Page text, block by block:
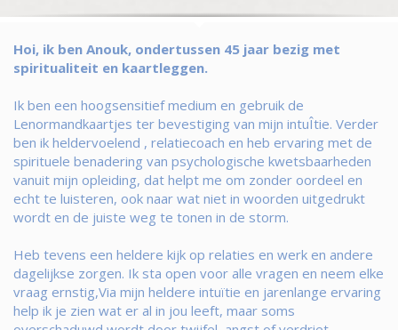
Hoi, ik ben Anouk, ondertussen 45 jaar bezig met
spiritualiteit en kaartleggen.
Ik ben een hoogsensitief medium en gebruik de
Lenormandkaartjes ter bevestiging van mijn intuÎtie. Verder
ben ik heldervoelend , relatiecoach en heb ervaring met de
spirituele benadering van psychologische kwetsbaarheden
vanuit mijn opleiding, dat helpt me om zonder oordeel en
echt te luisteren, ook naar wat niet in woorden uitgedrukt
wordt en de juiste weg te tonen in de storm.
Heb tevens een heldere kijk op relaties en werk en andere
dagelijkse zorgen. Ik sta open voor alle vragen en neem elke
vraag ernstig,Via mijn heldere intuïtie en jarenlange ervaring
help ik je zien wat er al in jou leeft, maar soms